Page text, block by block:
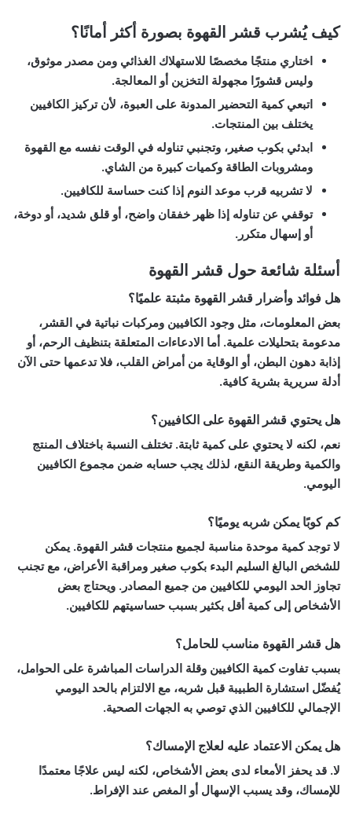
كيف يُشرب قشر القهوة بصورة أكثر أمانًا؟
اختاري منتجًا مخصصًا للاستهلاك الغذائي ومن مصدر موثوق،
وليس قشورًا مجهولة التخزين أو المعالجة.
اتبعي كمية التحضير المدونة على العبوة، لأن تركيز الكافيين
يختلف بين المنتجات.
ابدئي بكوب صغير، وتجنبي تناوله في الوقت نفسه مع القهوة
ومشروبات الطاقة وكميات كبيرة من الشاي.
لا تشربيه قرب موعد النوم إذا كنت حساسة للكافيين.
توقفي عن تناوله إذا ظهر خفقان واضح، أو قلق شديد، أو دوخة،
أو إسهال متكرر.
أسئلة شائعة حول قشر القهوة
هل فوائد وأضرار قشر القهوة مثبتة علميًا؟
بعض المعلومات، مثل وجود الكافيين ومركبات نباتية في القشر،
مدعومة بتحليلات علمية. أما الادعاءات المتعلقة بتنظيف الرحم، أو
إذابة دهون البطن، أو الوقاية من أمراض القلب، فلا تدعمها حتى الآن
أدلة سريرية بشرية كافية.
هل يحتوي قشر القهوة على الكافيين؟
نعم، لكنه لا يحتوي على كمية ثابتة. تختلف النسبة باختلاف المنتج
والكمية وطريقة النقع، لذلك يجب حسابه ضمن مجموع الكافيين
اليومي.
كم كوبًا يمكن شربه يوميًا؟
لا توجد كمية موحدة مناسبة لجميع منتجات قشر القهوة. يمكن
للشخص البالغ السليم البدء بكوب صغير ومراقبة الأعراض، مع تجنب
تجاوز الحد اليومي للكافيين من جميع المصادر. ويحتاج بعض
الأشخاص إلى كمية أقل بكثير بسبب حساسيتهم للكافيين.
هل قشر القهوة مناسب للحامل؟
بسبب تفاوت كمية الكافيين وقلة الدراسات المباشرة على الحوامل،
يُفضّل استشارة الطبيبة قبل شربه، مع الالتزام بالحد اليومي
الإجمالي للكافيين الذي توصي به الجهات الصحية.
هل يمكن الاعتماد عليه لعلاج الإمساك؟
لا. قد يحفز الأمعاء لدى بعض الأشخاص، لكنه ليس علاجًا معتمدًا
للإمساك، وقد يسبب الإسهال أو المغص عند الإفراط.